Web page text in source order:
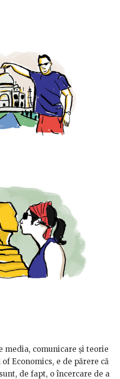
media, comunicare și teorie
Economics, e de părere că
de fapt, o încercare de a